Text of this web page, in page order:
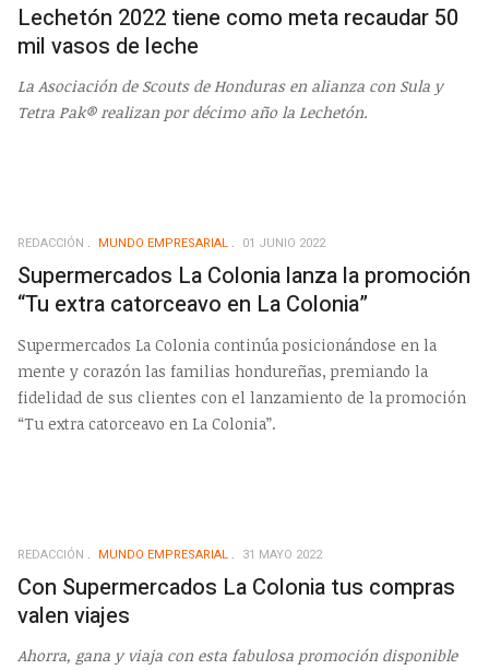
Lechetón 2022 tiene como meta recaudar 50
mil vasos de leche
La Asociación de Scouts de Honduras en alianza con Sula y
Tetra Pak® realizan por décimo año la Lechetón.
REDACCIÓN MUNDO EMPRESARIAL 01 JUNIO 2022
Supermercados La Colonia lanza la promoción
“Tu extra catorceavo en La Colonia”
Supermercados La Colonia continúa posicionándose en la
mente y corazón las familias hondureñas, premiando la
fidelidad de sus clientes con el lanzamiento de la promoción
“Tu extra catorceavo en La Colonia”.
REDACCIÓN MUNDO EMPRESARIAL 31 MAYO 2022
Con Supermercados La Colonia tus compras
valen viajes
Ahorra, gana y viaja con esta fabulosa promoción disponible